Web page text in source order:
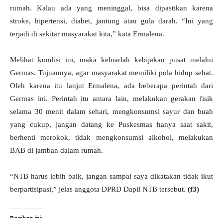
rumah. Kalau ada yang meninggal, bisa dipastikan karena
stroke, hipertensi, diabet, jantung atau gula darah. “Ini yang
terjadi di sekitar masyarakat kita,” kata Ermalena.
Melihat kondisi ini, maka keluarlah kebijakan pusat melalui
Germas. Tujuannya, agar masyarakat memiliki pola hidup sehat.
Oleh karena itu lanjut Ermalena, ada beberapa perintah dari
Germas ini. Perintah itu antara lain, melakukan gerakan fisik
selama 30 menit dalam sehari, mengkonsumsi sayur dan buah
yang cukup, jangan datang ke Puskesmas hanya saat sakit,
berhenti merokok, tidak mengkonsumsi alkohol, melakukan
BAB di jamban dalam rumah.
“NTB harus lebih baik, jangan sampai saya dikatakan tidak ikut
berpartisipasi,” jelas anggota DPRD Dapil NTB tersebut. (f3)